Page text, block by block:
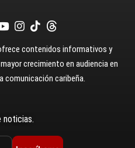
contenidos informativos y
crecimiento en audiencia en
comunicación caribeña.
noticias.